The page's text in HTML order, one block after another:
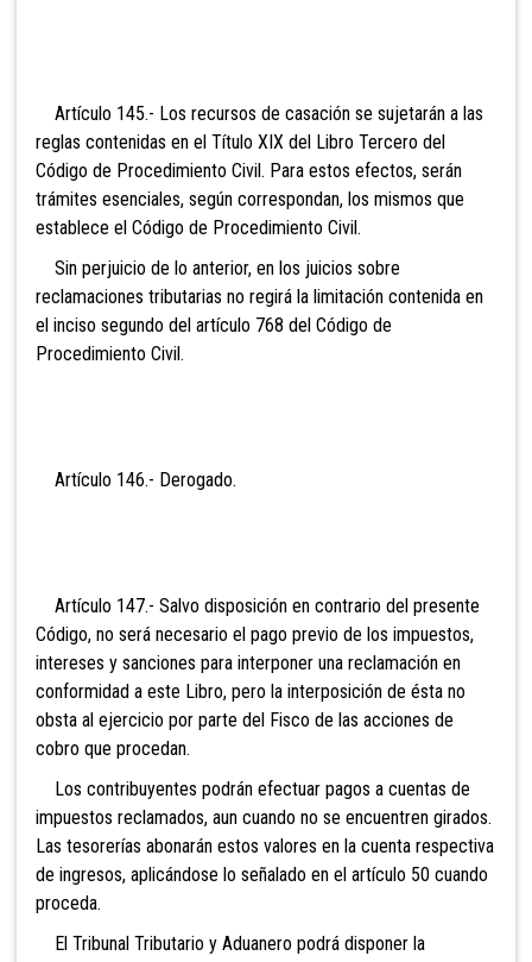
Artículo 145.- Los recursos de casación se sujetarán a las
reglas contenidas en el Título XIX del Libro Tercero del
Código de Procedimiento Civil. Para estos efectos, serán
trámites esenciales, según correspondan, los mismos que
establece el Código de Procedimiento Civil.
Sin perjuicio de lo anterior, en los juicios sobre
reclamaciones tributarias no regirá la limitación contenida en
el inciso segundo del artículo 768 del Código de
Procedimiento Civil.
Artículo 146.- Derogado.
Artículo 147.- Salvo disposición en contrario del presente
Código, no será necesario el pago previo de los impuestos,
intereses y sanciones para interponer una reclamación en
conformidad a este Libro, pero la interposición de ésta no
obsta al ejercicio por parte del Fisco de las acciones de
cobro que procedan.
Los contribuyentes podrán efectuar pagos a cuentas de
impuestos reclamados, aun cuando no se encuentren girados.
Las tesorerías abonarán estos valores en la cuenta respectiva
de ingresos, aplicándose lo señalado en el artículo 50 cuando
proceda.
El Tribunal Tributario y Aduanero podrá disponer la